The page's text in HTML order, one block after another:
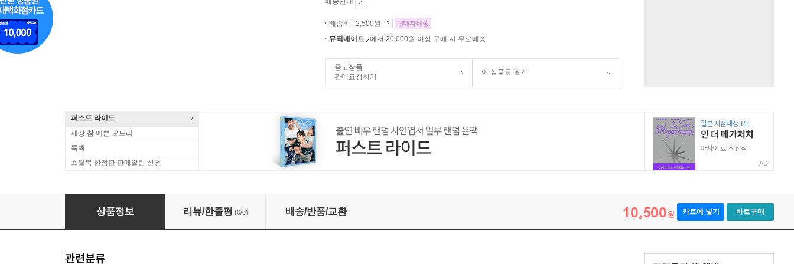
배송비 : 2,500원 판매자 배송
뮤직메이트 에서 20,000원 이상 구매 시 무료배송
중고상품
판매요청하기
이 상품을 팔기
퍼스트 라이드
세상 참 예쁜 오드리
룩백
스틸북 한정판 판매알림 신청
AD
Neil Sedaka - Best 2
상품정보 리뷰/한줄평 (0/0) 배송/반품/교환 10,500원 카트에 넣기 바로구매
관련분류